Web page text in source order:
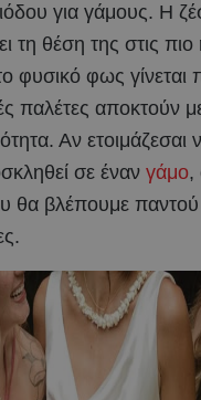
για γάμους. Η
τη θέση της στις πιο
φυσικό φως γίνεται
παλέτες αποκτούν
Αν ετοιμάζεσαι
σε έναν γάμο,
θα βλέπουμε παντού